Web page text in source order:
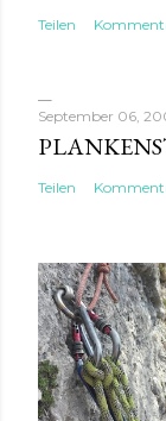
Teilen
September 06,
Teilen